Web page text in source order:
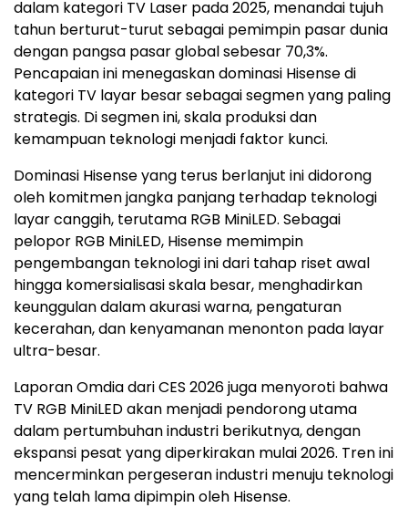
dalam kategori TV Laser pada 2025, menandai tujuh
tahun berturut-turut sebagai pemimpin pasar dunia
dengan pangsa pasar global sebesar 70,3%.
Pencapaian ini menegaskan dominasi Hisense di
kategori TV layar besar sebagai segmen yang paling
strategis. Di segmen ini, skala produksi dan
kemampuan teknologi menjadi faktor kunci.
Dominasi Hisense yang terus berlanjut ini didorong
oleh komitmen jangka panjang terhadap teknologi
layar canggih, terutama RGB MiniLED. Sebagai
pelopor RGB MiniLED, Hisense memimpin
pengembangan teknologi ini dari tahap riset awal
hingga komersialisasi skala besar, menghadirkan
keunggulan dalam akurasi warna, pengaturan
kecerahan, dan kenyamanan menonton pada layar
ultra-besar.
Laporan Omdia dari CES 2026 juga menyoroti bahwa
TV RGB MiniLED akan menjadi pendorong utama
dalam pertumbuhan industri berikutnya, dengan
ekspansi pesat yang diperkirakan mulai 2026. Tren ini
mencerminkan pergeseran industri menuju teknologi
yang telah lama dipimpin oleh Hisense.